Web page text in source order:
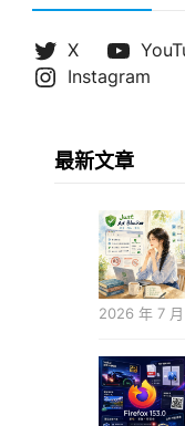
X
Instagram
最新文章
2026 年 7